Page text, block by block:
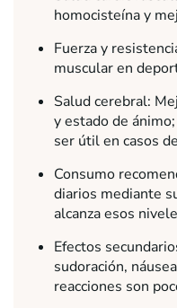
homocisteína y
Fuerza y
muscular en
Salud cerebral:
y estado de
ser útil en casos
Consumo
diarios mediante
alcanza esos
Efectos
sudoración,
reacciones son